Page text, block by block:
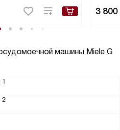
3 800
машины Miele G
2